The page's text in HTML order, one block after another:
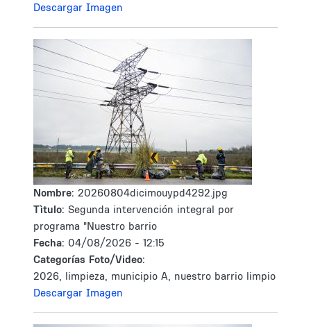
Descargar Imagen
Nombre: 20260804dicimouypd4292.jpg
Tìtulo: Segunda intervención integral por
programa "Nuestro barrio
Fecha: 04/08/2026 - 12:15
Categorías Foto/Video:
2026, limpieza, municipio A, nuestro barrio limpio
Descargar Imagen